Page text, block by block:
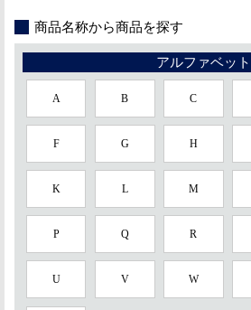
商品名称から商品を探す
アルファベット
A B C
F G H
K L M
P Q R
U V W